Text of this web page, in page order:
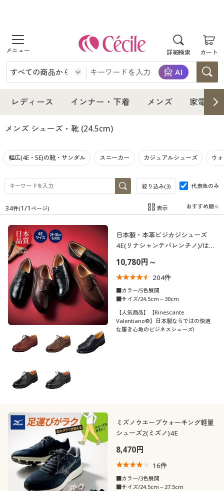
詳細検索 カート
商品を探す
レディース
レディースファッション
女性下着
インナー・下着
インナー・下着通販すべて
女性下着
メンズ下着
ジュニア・ティーンズ下着
メンズ
メンズ通販すべて
メンズファッション
メンズ下着
家電・雑貨
家電・雑貨すべて
家電
キッチン・雑貨・日用品
寝具・インテリア・家具
寝具・インテリア・家具通販すべて
家具・収納
寝具・ベッド
カーテン・ラグ・ファブリック
美容・健康
美容・健康通販すべて
美容・健康・サプリメント
制服・スクール
制服・スクールすべて
制服・学生服
ジュニア・ティーンズ下着
大きいサイズ
大きいサイズ通販すべて
大きいサイズ レディース服
大きいサイズ レディース下着
大きいサイズ メンズ
バーゲン
バーゲンセール
シークレットセール
詳細検索
商品カテゴリ一覧
カタログ
デジタルカタログ
カタログ無料プレゼント
会員メニュー
レディース インナー・下着 メンズ 家電・
メンズ シューズ・靴 (24.5cm)
幅広(4E・5E)の靴・サンダル スニーカー カジュアルシューズ ウ
絞り込み(3) 代表色のみ
在庫 在庫のある商品のみ表示
カテゴリ
口コミ
(5)
(4〜4.9)
靴・靴下サイ
ズ
22
28 29
カラー
34件(1/1 ページ) 表示
日本製・本革ビジカジシューズ
4E(リナシャンテバレンチノ)/はっ
10,780円～
204件
■カラー/5色展開
■サイズ/24.5cm～30cm
【人気商品】【Rinescante
Valentiano®】日本製ならではの快適
な履き心地のビジネスシューズ!
ミズノウエーブウォーキング軽量
シューズ2(ミズノ)4E
8,470円
16件
■カラー/3色展開
■サイズ/24.5cm～27.5cm